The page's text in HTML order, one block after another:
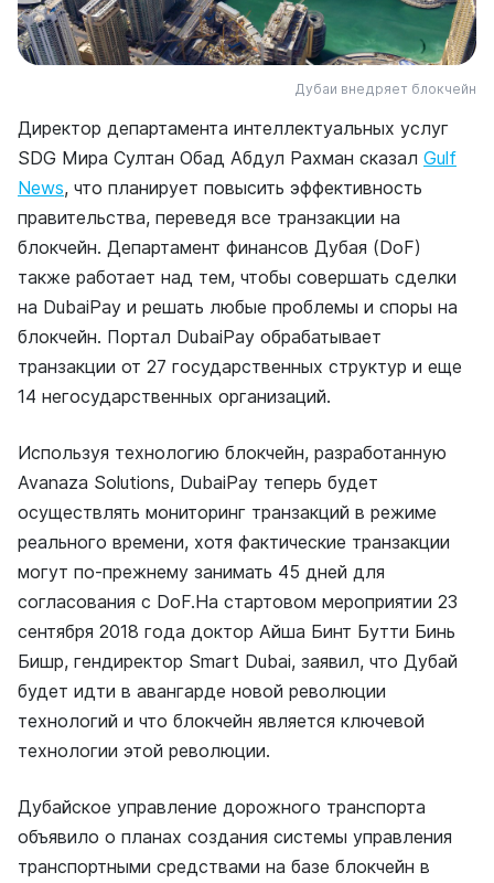
Дубаи внедряет блокчейн
Директор департамента интеллектуальных услуг
SDG Мира Султан Обад Абдул Рахман сказал Gulf
News, что планирует повысить эффективность
правительства, переведя все транзакции на
блокчейн. Департамент финансов Дубая (DoF)
также работает над тем, чтобы совершать сделки
на DubaiPay и решать любые проблемы и споры на
блокчейн. Портал DubaiPay обрабатывает
транзакции от 27 государственных структур и еще
14 негосударственных организаций.
Используя технологию блокчейн, разработанную
Avanaza Solutions, DubaiPay теперь будет
осуществлять мониторинг транзакций в режиме
реального времени, хотя фактические транзакции
могут по-прежнему занимать 45 дней для
согласования с DoF.На стартовом мероприятии 23
сентября 2018 года доктор Айша Бинт Бутти Бинь
Бишр, гендиректор Smart Dubai, заявил, что Дубай
будет идти в авангарде новой революции
технологий и что блокчейн является ключевой
технологии этой революции.
Дубайское управление дорожного транспорта
объявило о планах создания системы управления
транспортными средствами на базе блокчейн в